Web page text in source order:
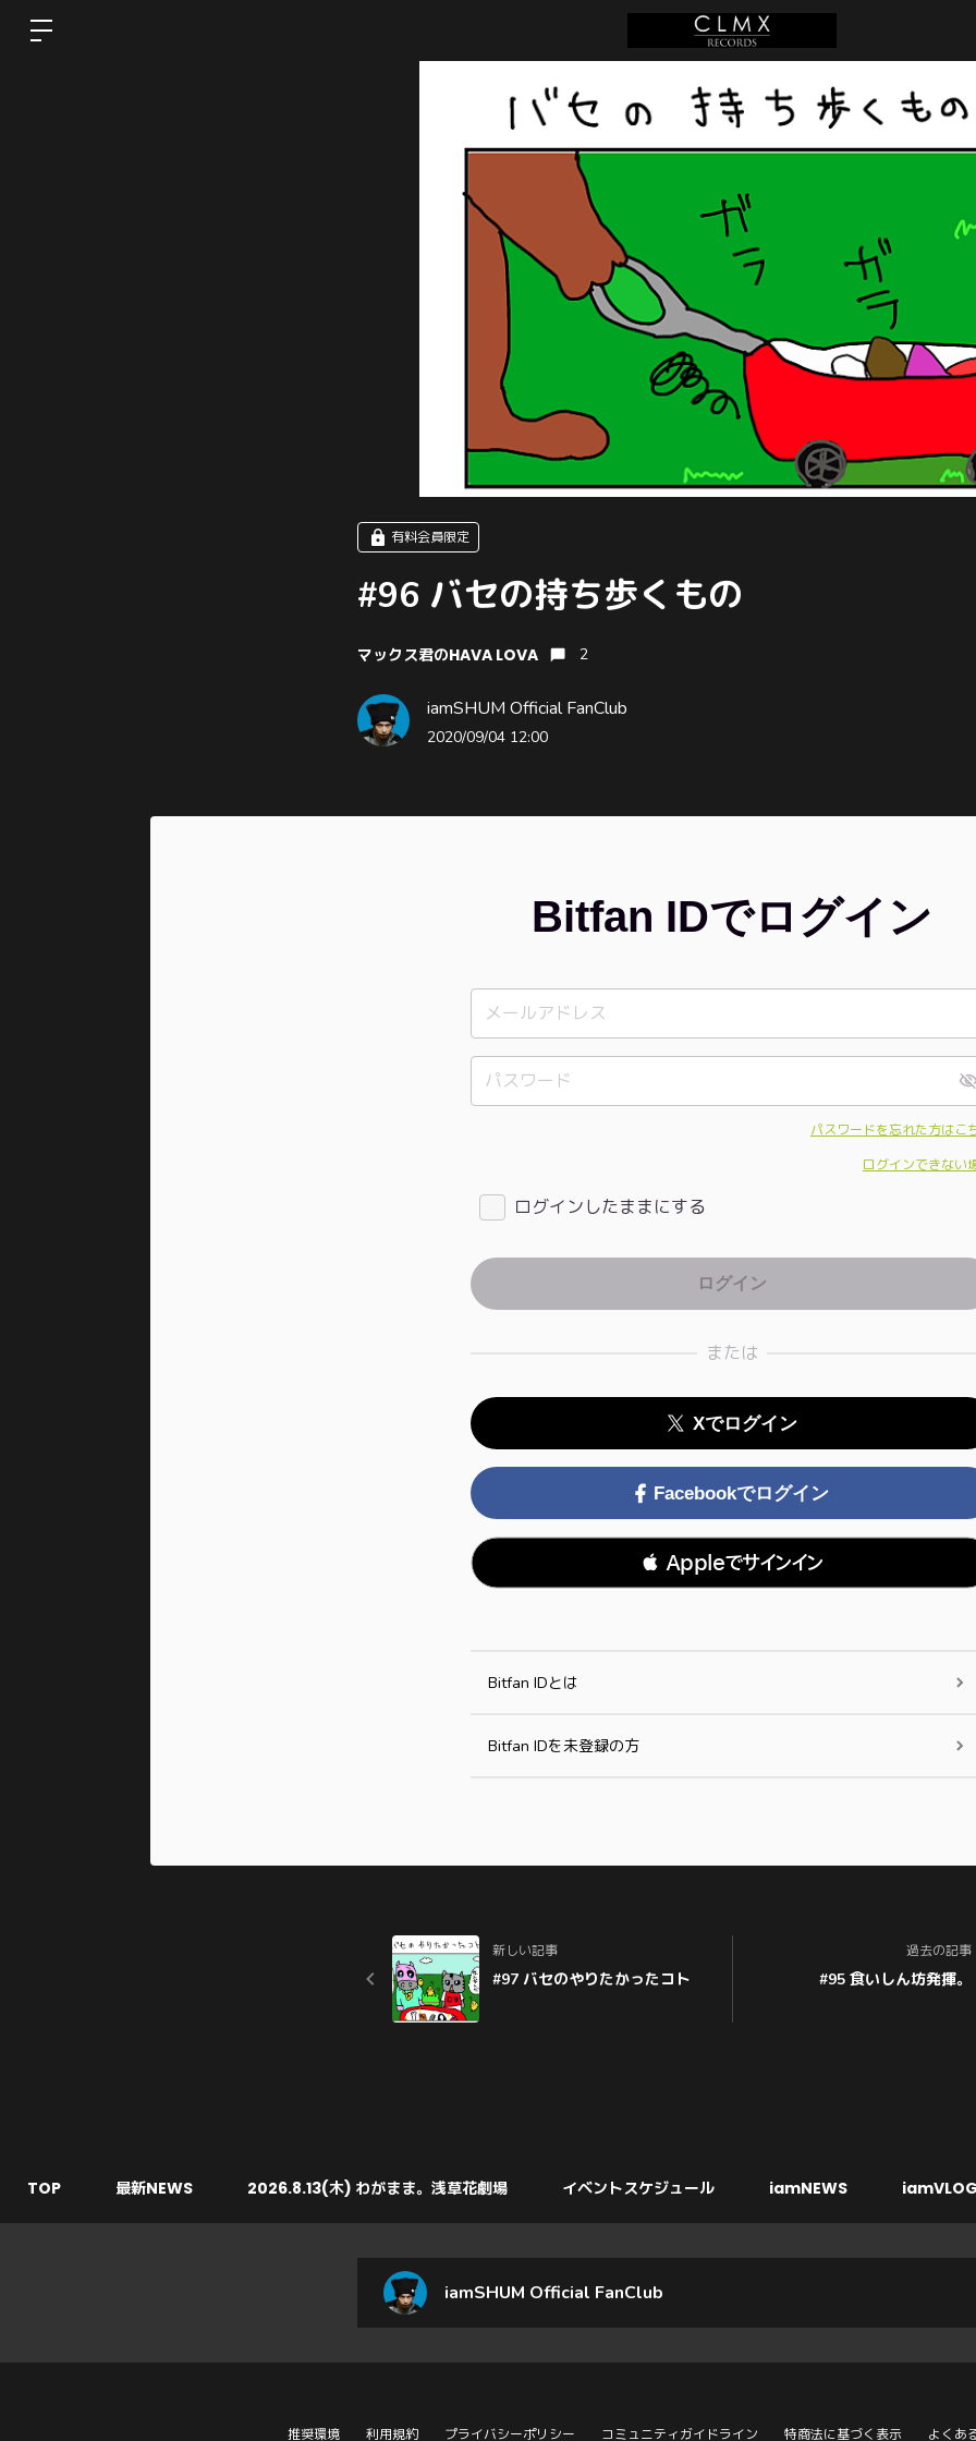
有料会員限定
#96 バセの持ち歩くもの
マックス君のHAVA LOVA 2
iamSHUM Official FanClub
2020/09/04 12:00
Bitfan IDでログイン
パスワードを忘れた方はこ
ログインできない
ログインしたままにする
または
Xでログイン
Facebookでログイン
 Appleでサインイン
Bitfan IDとは
Bitfan IDを未登録の方
新しい記事
#97 バセのやりたかったコト
過去の記事
#95 食いしん坊発揮。
TOP 最新NEWS 2026.8.13(木) わがまま。浅草花劇場 イベントスケジュール iamNEWS
iamSHUM Official FanClub
推奨環境 利用規約 プライバシーポリシー コミュニティガイドライン 特商法に基づく表示 よくあ